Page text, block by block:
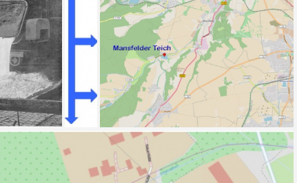
Hüttentechnologie klein